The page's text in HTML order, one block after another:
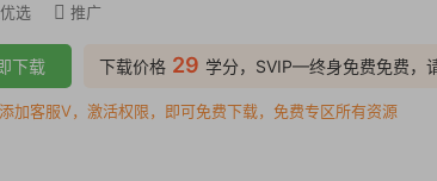
选 推广
下载价格 29 学分，SVIP—终身免费免费，
下载
加客服V，激活权限，即可免费下载，免费专区所有资源